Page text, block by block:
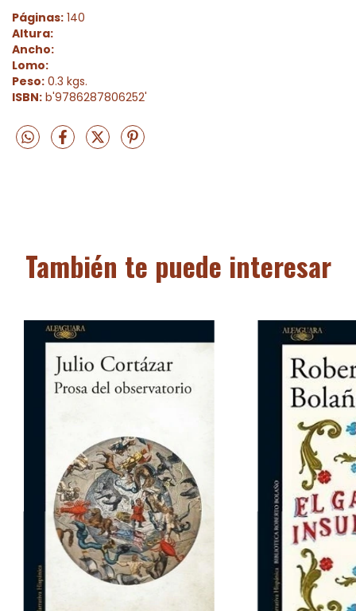
Páginas: 140
Altura:
Ancho:
Lomo:
Peso: 0.3 kgs.
ISBN: b'9786287806252'
También te puede interesar